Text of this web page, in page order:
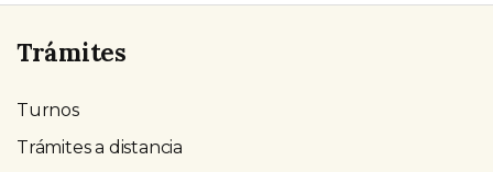
Trámites
Turnos
Trámites a distancia